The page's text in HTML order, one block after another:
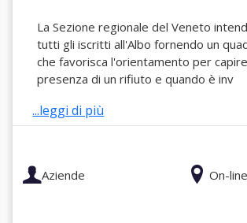
La Sezione regionale del Veneto
tutti gli iscritti all'Albo fornendo un
che favorisca l'orientamento per
presenza di un rifiuto e quando è inv
...leggi di più
Aziende On-line